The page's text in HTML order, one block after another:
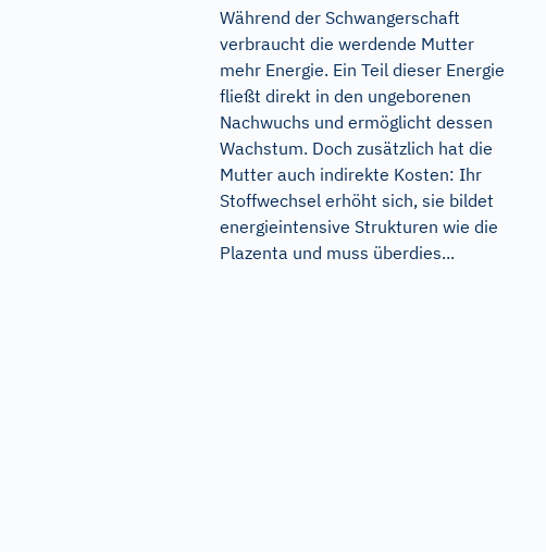
Während der Schwangerschaft
verbraucht die werdende Mutter
mehr Energie. Ein Teil dieser Energie
fließt direkt in den ungeborenen
Nachwuchs und ermöglicht dessen
Wachstum. Doch zusätzlich hat die
Mutter auch indirekte Kosten: Ihr
Stoffwechsel erhöht sich, sie bildet
energieintensive Strukturen wie die
Plazenta und muss überdies...